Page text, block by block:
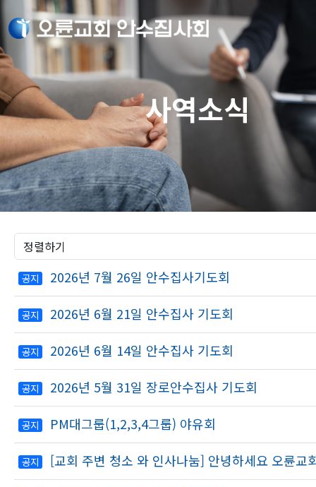
사역소식
공지 2026년 7월 26일 안수집사기도회
공지 2026년 6월 21일 안수집사 기도회
공지 2026년 6월 14일 안수집사 기도회
공지 2026년 5월 31일 장로안수집사 기도회
공지 PM대그룹(1,2,3,4그룹) 야유회
공지 [교회 주변 청소 와 인사나눔] 안녕하세요 오륜교